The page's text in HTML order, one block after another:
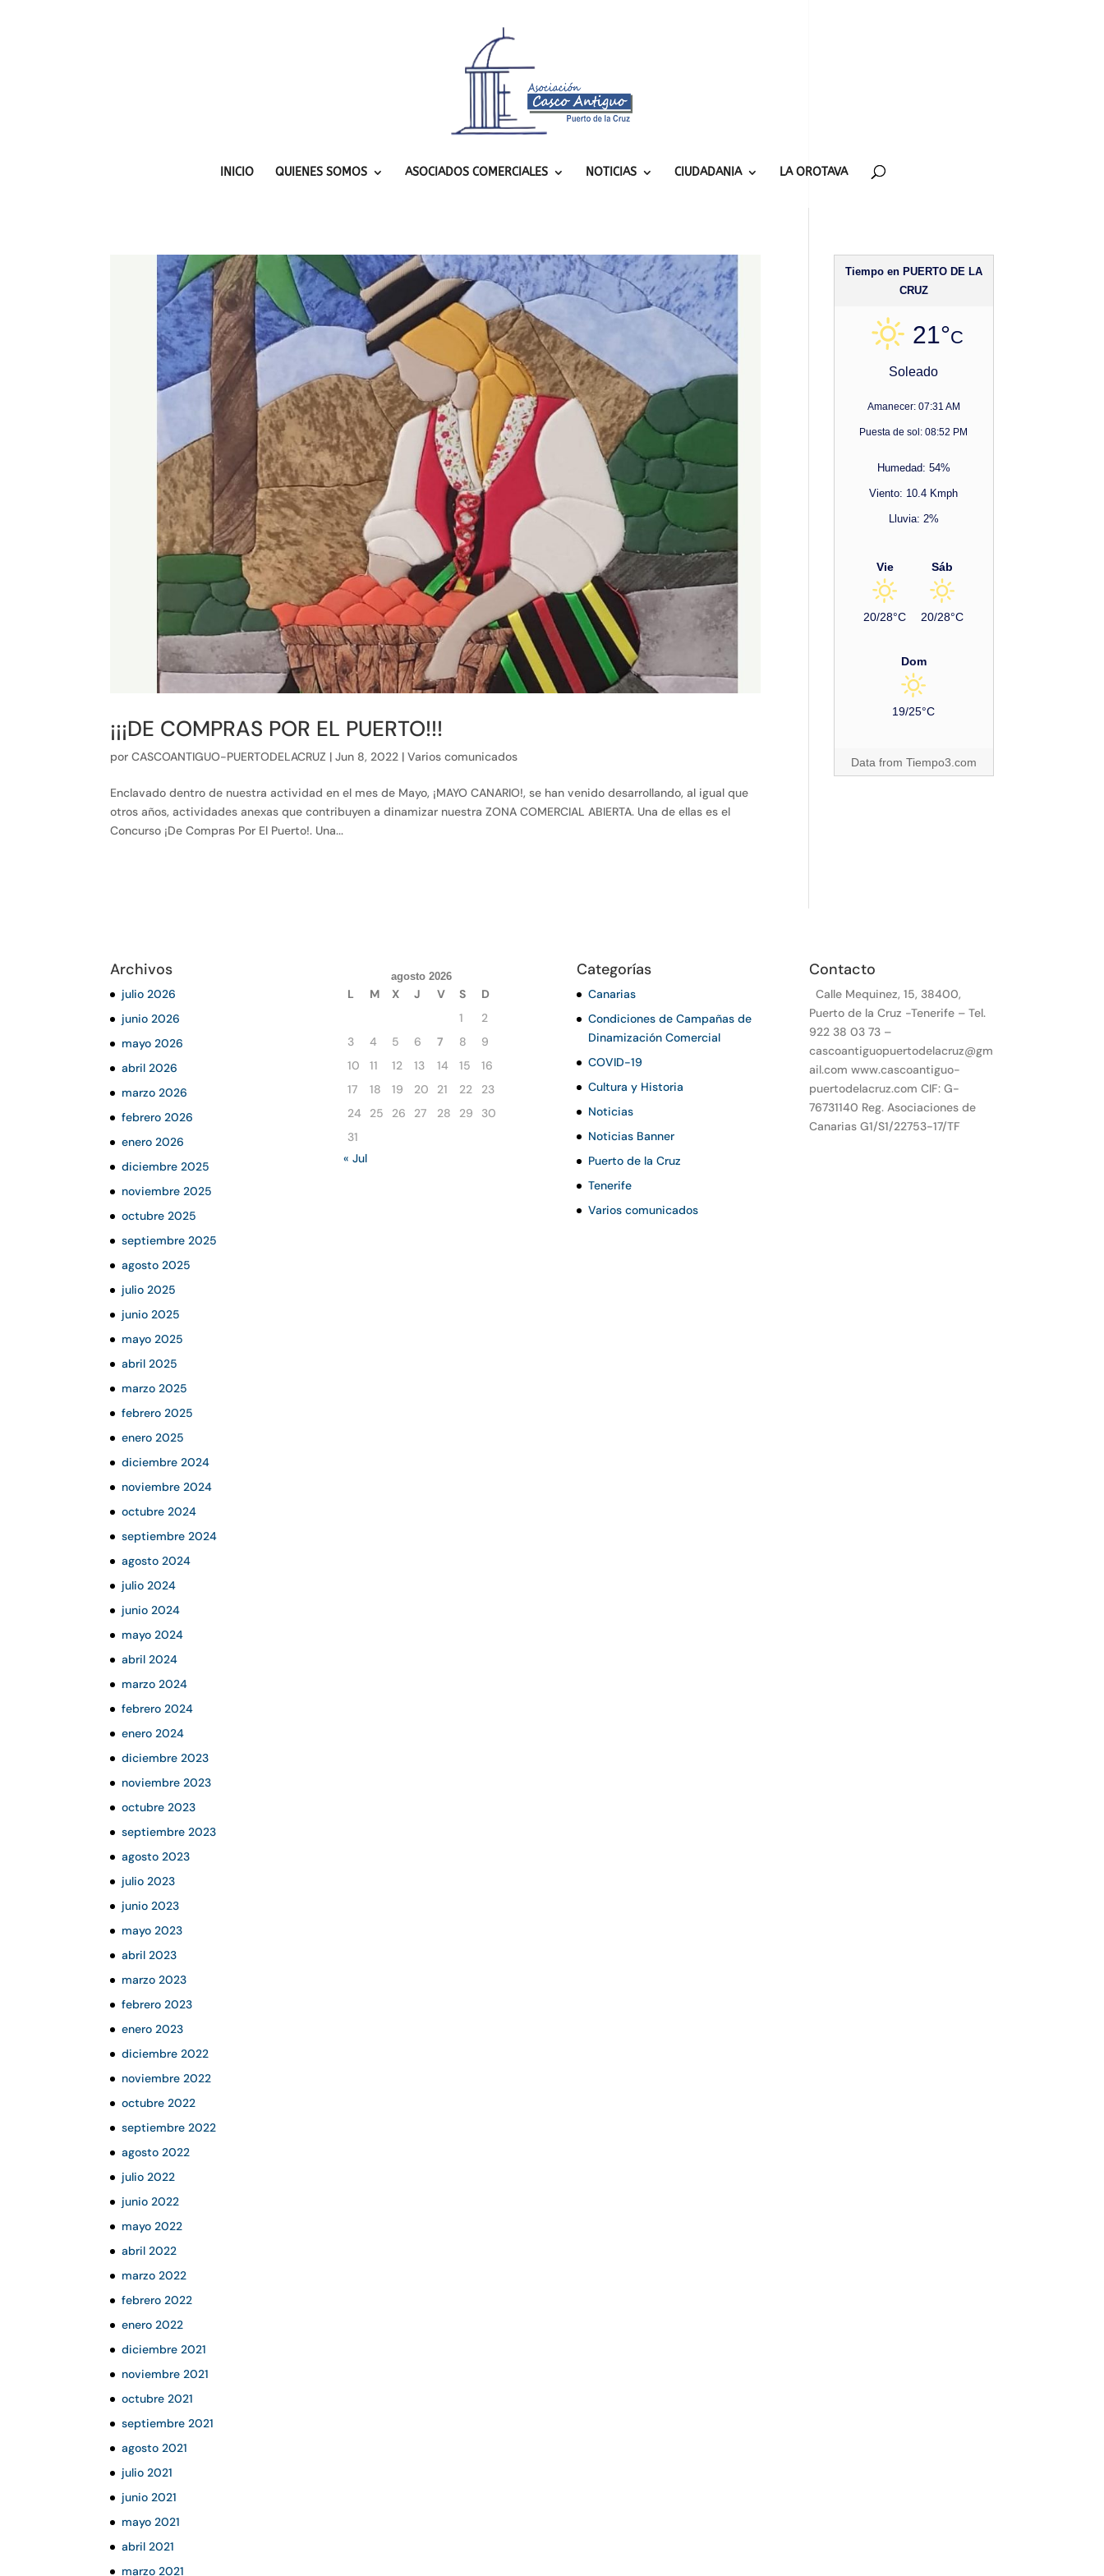
INICIO QUIENES SOMOS ASOCIADOS COMERCIALES NOTICIAS CIUDADANIA LA OROTAVA
¡¡¡DE COMPRAS POR EL PUERTO!!!
porCASCOANTIGUO-PUERTODELACRUZ |Jun 8, 2022 |Varios comunicados
Enclavado dentro de nuestra actividad en el mes de Mayo, ¡MAYO CANARIO!, se han venido desarrollando, al igual que
otros años, actividades anexas que contribuyen a dinamizar nuestra ZONA COMERCIAL ABIERTA. Una de ellas es el
Concurso ¡De Compras Por El Puerto!. Una...
Tiempo en PUERTO DE LA
CRUZ
21°C
Soleado
Amanecer: 07:31 AM
Puesta de sol: 08:52 PM
Humedad: 54%
Viento: 10.4 Kmph
Lluvia: 2%
Vie
20/28°C
Sáb
20/28°C
Dom
19/25°C
Data from Tiempo3.com
Archivos
julio 2026
junio 2026
mayo 2026
abril 2026
marzo 2026
febrero 2026
enero 2026
diciembre 2025
noviembre 2025
octubre 2025
septiembre 2025
agosto 2025
julio 2025
junio 2025
mayo 2025
abril 2025
marzo 2025
febrero 2025
enero 2025
diciembre 2024
noviembre 2024
octubre 2024
septiembre 2024
agosto 2024
julio 2024
junio 2024
mayo 2024
abril 2024
marzo 2024
febrero 2024
enero 2024
diciembre 2023
noviembre 2023
octubre 2023
septiembre 2023
agosto 2023
julio 2023
junio 2023
mayo 2023
abril 2023
marzo 2023
febrero 2023
enero 2023
diciembre 2022
noviembre 2022
octubre 2022
septiembre 2022
agosto 2022
julio 2022
junio 2022
mayo 2022
abril 2022
marzo 2022
febrero 2022
enero 2022
diciembre 2021
noviembre 2021
octubre 2021
septiembre 2021
agosto 2021
julio 2021
junio 2021
mayo 2021
abril 2021
marzo 2021
agosto 2026
L M X J V S
D
1
2
3
4 5 6 7 8
9
10
11 12 13 14 15
16
17
18 19 20 21 22
23
24
25 26 27 28 29
30
31
« Jul
Categorías
Canarias
Condiciones de Campañas de
Dinamización Comercial
COVID-19
Cultura y Historia
Noticias
Noticias Banner
Puerto de la Cruz
Tenerife
Varios comunicados
Contacto
Calle Mequinez, 15, 38400,
Puerto de la Cruz -Tenerife – Tel.
922 38 03 73 –
cascoantiguopuertodelacruz@gm
ail.com www.cascoantiguo-
puertodelacruz.com CIF: G-
76731140 Reg. Asociaciones de
Canarias G1/S1/22753-17/TF